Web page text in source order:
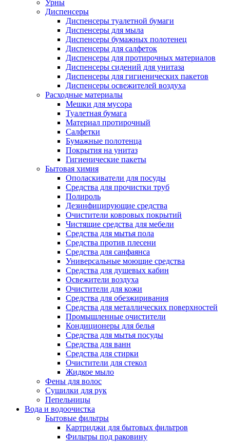
Урны
Диспенсеры
Диспенсеры туалетной бумаги
Диспенсеры для мыла
Диспенсеры бумажных полотенец
Диспенсеры для салфеток
Диспенсеры для протирочных материалов
Диспенсеры сидений для унитаза
Диспенсеры для гигиенических пакетов
Диспенсеры освежителей воздуха
Расходные материалы
Мешки для мусора
Туалетная бумага
Материал протирочный
Салфетки
Бумажные полотенца
Покрытия на унитаз
Гигиенические пакеты
Бытовая химия
Ополаскиватели для посуды
Средства для прочистки труб
Полироль
Дезинфицирующие средства
Очистители ковровых покрытий
Чистящие средства для мебели
Средства для мытья пола
Средства против плесени
Средства для санфаянса
Универсальные моющие средства
Средства для душевых кабин
Освежители воздуха
Очистители для кожи
Средства для обезжиривания
Средства для металлических поверхностей
Промышленные очистители
Кондиционеры для белья
Средства для мытья посуды
Средства для ванн
Средства для стирки
Очистители для стекол
Жидкое мыло
Фены для волос
Сушилки для рук
Пепельницы
Вода и водоочистка
Бытовые фильтры
Картриджи для бытовых фильтров
Фильтры под раковину